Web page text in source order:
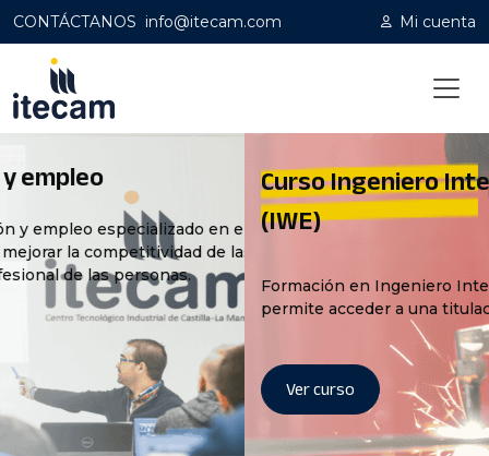
CONTÁCTANOS info@itecam.com Mi cuenta
Curso Ingeniero Internacional de
(IWE)
Formación en Ingeniero Internacional de Soldadura (IWE)
permite acceder a una titulación reconocida a nivel
Ver curso